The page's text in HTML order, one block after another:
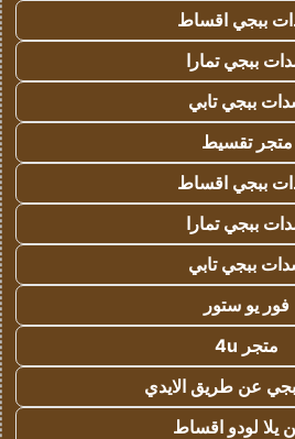
ببجي اقساط
ببجي تمارا
ببجي تابي
متجر تقسيط
ببجي اقساط
ببجي تمارا
ببجي تابي
فور يو ستور
متجر 4u
عن طريق الايدي
يلا لودو اقساط